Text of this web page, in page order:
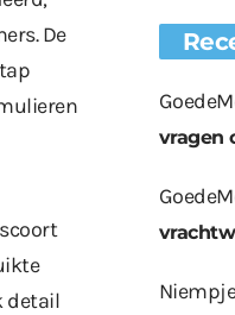
De
detail
vragen